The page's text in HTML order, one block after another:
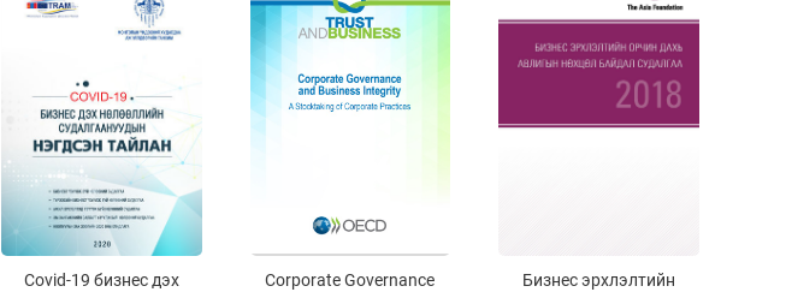
Covid-19 бизнес дэх
Corporate Governance
Бизнес эрхлэлтийн